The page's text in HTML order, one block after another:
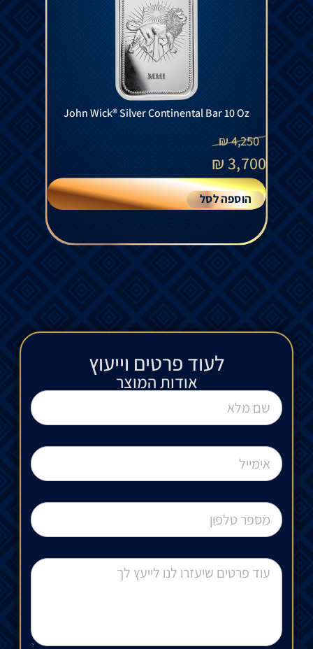
John Wick® Silver Continental Bar 10 Oz
4,250
₪
3,700
₪
הוספה לסל
לעוד פרטים וייעוץ​
אודות המוצר